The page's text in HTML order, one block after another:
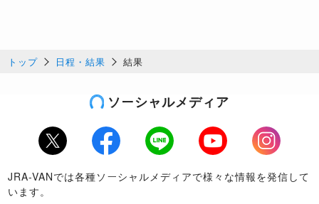
トップ 日程・結果 結果
ソーシャルメディア
Twitter Facebook LINE Youtube
Instagram
JRA-VANでは各種ソーシャルメディアで様々な情報を発信して
います。